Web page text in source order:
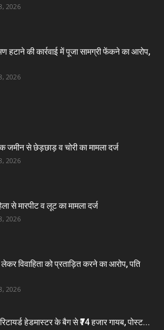
2026
हटाने की कार्रवाई में पूजा सामग्री फेंकने का आरोप,
2026
जमीन से छेड़छाड़ व चोरी का मामला दर्ज
2026
से मारपीट व लूट का मामला दर्ज
2026
विवाहिता को प्रताड़ित करने का आरोप, पति
2026
हेडमास्टर के बैग से ₹74 हजार गायब, पोस्ट...